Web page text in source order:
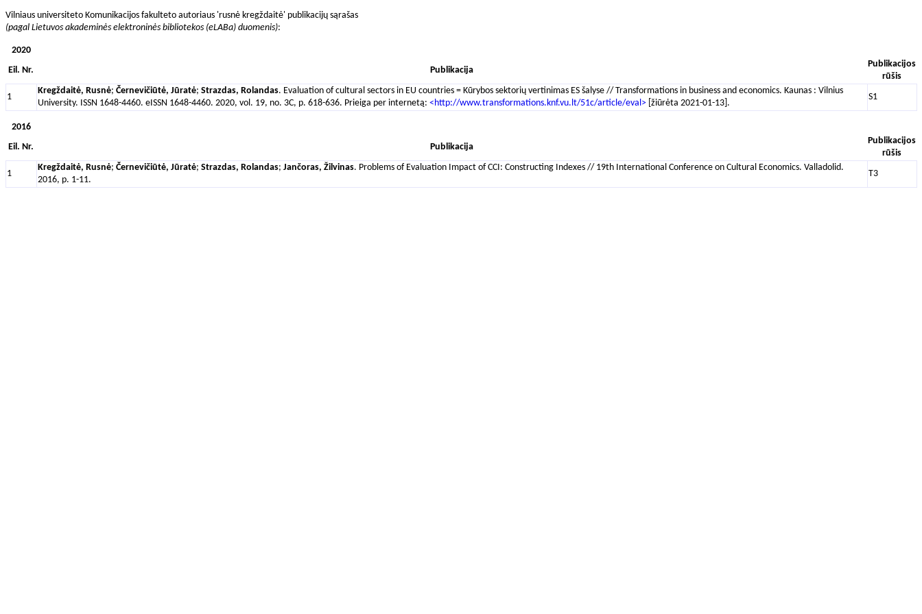
Vilniaus universiteto Komunikacijos fakulteto autoriaus 'rusnė kregždaitė' publikacijų sąrašas
(pagal Lietuvos akademinės elektroninės bibliotekos (eLABa) duomenis):
2020
Eil. Nr.
Publikacija
Publikacijos
rūšis
1
Kregždaitė, Rusnė; Černevičiūtė, Jūratė; Strazdas, Rolandas. Evaluation of cultural sectors in EU countries = Kūrybos sektorių vertinimas ES šalyse // Transformations in business and economics. Kaunas : Vilnius
University. ISSN 1648-4460. eISSN 1648-4460. 2020, vol. 19, no. 3C, p. 618-636. Prieiga per internetą: <http://www.transformations.knf.vu.lt/51c/article/eval> [žiūrėta 2021-01-13].
S1
2016
Eil. Nr.
Publikacija
Publikacijos
rūšis
1
Kregždaitė, Rusnė; Černevičiūtė, Jūratė; Strazdas, Rolandas; Jančoras, Žilvinas. Problems of Evaluation Impact of CCI: Constructing Indexes // 19th International Conference on Cultural Economics. Valladolid.
2016, p. 1-11.
T3